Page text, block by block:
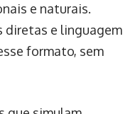
e naturais.
diretas e linguagem
formato, sem